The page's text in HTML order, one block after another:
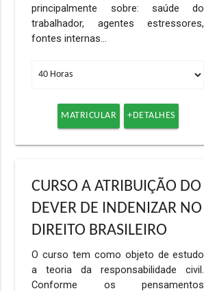
principalmente sobre: saúde do
trabalhador, agentes estressores,
fontes internas…
MATRICULAR +DETALHES
CURSO A ATRIBUIÇÃO DO
DEVER DE INDENIZAR NO
DIREITO BRASILEIRO
O curso tem como objeto de estudo
a teoria da responsabilidade civil.
Conforme os pensamentos